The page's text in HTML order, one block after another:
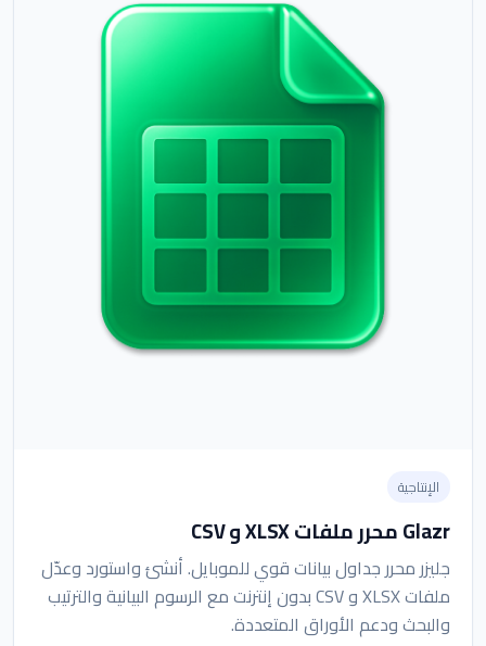
الإنتاجية
Glazr محرر ملفات XLSX و CSV
جليزر محرر جداول بيانات قوي للموبايل. أنشئ واستورد وعدّل
ملفات XLSX و CSV بدون إنترنت مع الرسوم البيانية والترتيب
والبحث ودعم الأوراق المتعددة.